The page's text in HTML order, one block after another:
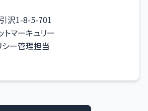
沢1-8-5-701
マーキュリー
シー管理担当